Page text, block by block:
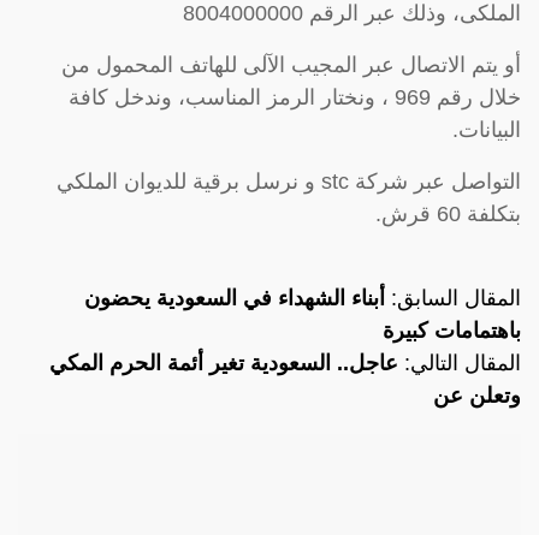
الملكى، وذلك عبر الرقم 8004000000
أو يتم الاتصال عبر المجيب الآلى للهاتف المحمول من
خلال رقم 969 ، ونختار الرمز المناسب، وندخل كافة
البيانات.
التواصل عبر شركة stc و نرسل برقية للديوان الملكي
بتكلفة 60 قرش.
المقال السابق: أبناء الشهداء في السعودية يحضون
باهتمامات كبيرة
المقال التالي: عاجل.. السعودية تغير أئمة الحرم المكي
وتعلن عن